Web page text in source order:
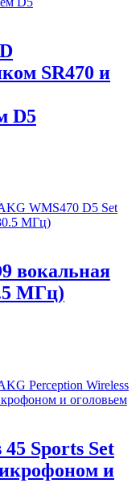
SR470 и
D5
вокальная
МГц)
Sports Set
и